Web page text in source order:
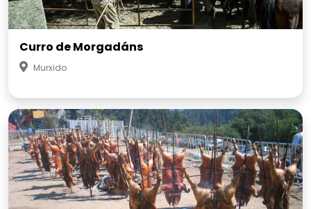
Curro de Morgadáns
Murxido